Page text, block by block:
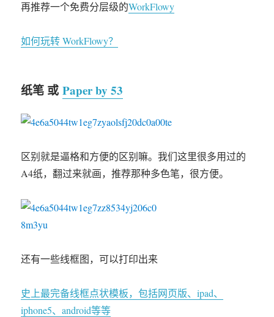
再推荐一个免费分层级的WorkFlowy
如何玩转 WorkFlowy？
纸笔 或Paper by 53
区别就是逼格和方便的区别嘛。我们这里很多用过的
A4纸，翻过来就画，推荐那种多色笔，很方便。
还有一些线框图，可以打印出来
史上最完备线框点状模板，包括网页版、ipad、
iphone5、android等等